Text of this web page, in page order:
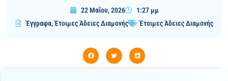
22 Μαΐου, 2026
1:27 μμ
Έγγραφα,Έτοιμες Άδειες Διαμονής Έτοιμες Άδειες Διαμονής